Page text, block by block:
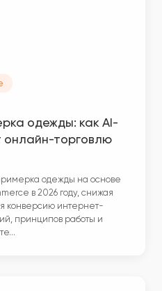
одежды: как AI-
онлайн-торговлю
одежды на основе
в 2026 году, снижая
конверсию интернет-
принципов работы и